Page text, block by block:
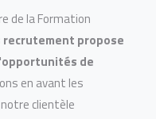
de la Formation
recrutement propose
de
en avant les
clientèle